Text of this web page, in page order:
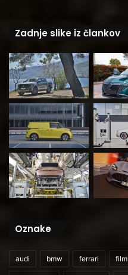
Zadnje slike iz člankov
Oznake
audi bmw ferrari film